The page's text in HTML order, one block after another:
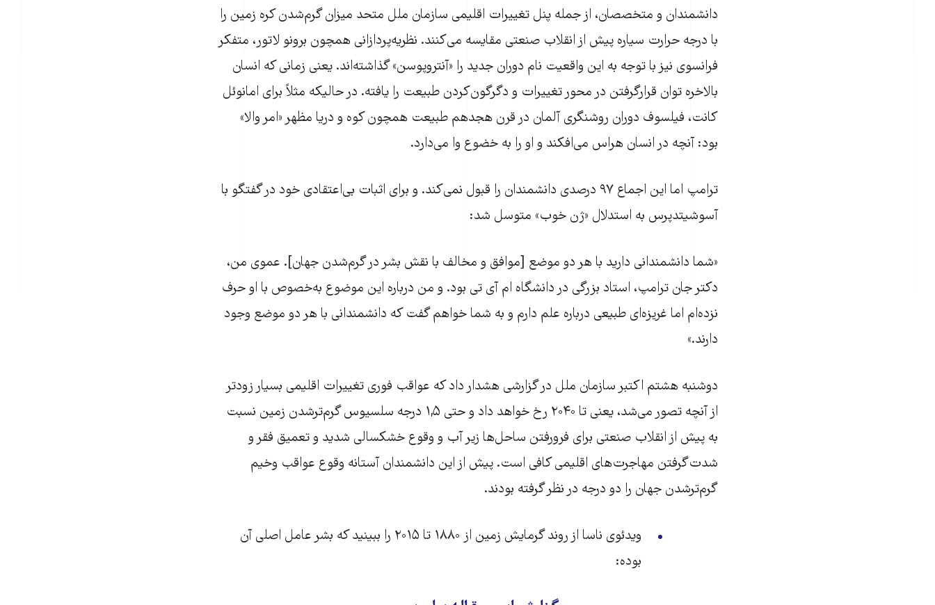
دانشمندان و متخصصان، از جمله پنل تغییرات اقلیمی سازمان ملل متحد میزان گرم‌شدن کره زمین را
با درجه حرارت سیاره پیش از انقلاب صنعتی مقایسه می‌کنند. نظریه‌پردازانی همچون برونو لاتور،‌ متفکر
فرانسوی نیز با توجه به این واقعیت نام دوران جدید را «آنتروپوسن» گذاشته‌اند. یعنی زمانی که انسان
بالاخره توان قرارگرفتن در محور تغییرات و دگرگون‌کردن طبیعت را یافته. در حالیکه مثلاً برای امانوئل
کانت،‌ فیلسوف دوران روشنگری آلمان در قرن هجدهم طبیعت همچون کوه و دریا مظهر «امر والا»
بود: آنچه در انسان هراس می‌افکند و او را به خضوع وا می‌دارد.
ترامپ اما این اجماع ۹۷ درصدی دانشمندان را قبول نمی‌کند. و برای اثبات بی‌اعتقادی خود در گفتگو با
آسوشیتدپرس به استدلال «ژن خوب» متوسل شد:
«شما دانشمندانی دارید با هر دو موضع [موافق و مخالف با نقش بشر در گرم‌شدن جهان]. عموی من،
دکتر جان ترامپ، استاد بزرگی در دانشگاه ام آی تی بود. و من درباره این موضوع به‌خصوص با او حرف
نزده‌ام اما غریزه‌ای طبیعی درباره علم دارم و به شما خواهم گفت که دانشمندانی با هر دو موضع وجود
دارند.»
دوشنبه هشتم اکتبر سازمان ملل در گزارشی هشدار داد که عواقب فوری تغییرات اقلیمی بسیار زودتر
از آنچه تصور می‌شد، یعنی تا ۲۰۴۰ رخ خواهد داد و حتی ۱,۵ درجه سلسیوس گرم‌ترشدن زمین نسبت
به پیش از انقلاب صنعتی برای فرورفتن ساحل‌ها زیر آب و وقوع خشکسالی شدید و تعمیق فقر و
شدت‌گرفتن مهاجرت‌های اقلیمی کافی است. پیش از این دانشمندان آستانه وقوع عواقب وخیم
گرم‌ترشدن جهان را دو درجه در نظر گرفته بودند.
ویدئوی ناسا از روند گرمایش زمین از ۱۸۸۰ تا ۲۰۱۵ را ببینید که بشر عامل اصلی آن
بوده:‌